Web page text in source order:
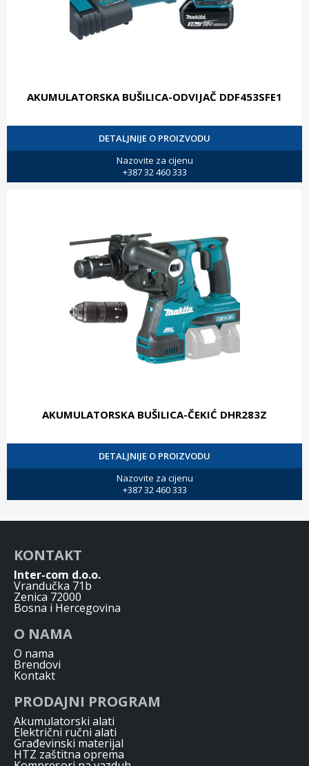
AKUMULATORSKA BUŠILICA-ODVIJAČ DDF453SFE1
DETALJNIJE O PROIZVODU
Nazovite za cijenu
+387 32 460 333
AKUMULATORSKA BUŠILICA-ČEKIĆ DHR283Z
DETALJNIJE O PROIZVODU
Nazovite za cijenu
+387 32 460 333
KONTAKT
Inter-com d.o.o.
Vrandučka 71b
Zenica 72000
Bosna i Hercegovina
O NAMA
O nama
Brendovi
Kontakt
PRODAJNI PROGRAM
Akumulatorski alati
Električni ručni alati
Građevinski materijal
HTZ zaštitna oprema